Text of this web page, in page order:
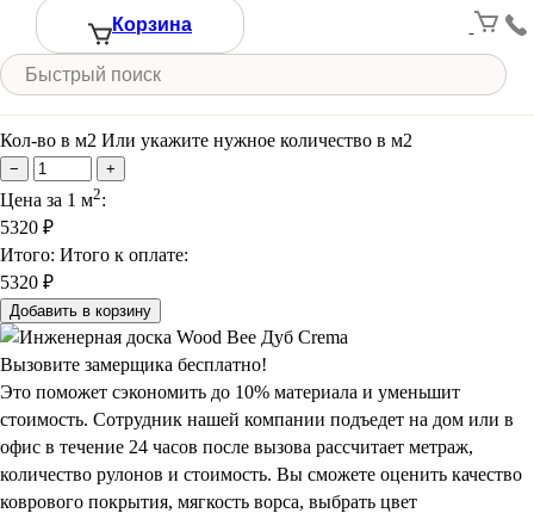
Корзина
Длина (м)
Кол-во в м2 Или укажите нужное количество в м2
− +
Цена за 1 м2:
5320 ₽
Итого: Итого к оплате:
5320 ₽
Добавить в корзину
Вызовите замерщика бесплатно!
Это поможет сэкономить до 10% материала и уменьшит
стоимость. Сотрудник нашей компании подъедет на дом или в
офис в течение 24 часов после вызова рассчитает метраж,
количество рулонов и стоимость. Вы сможете оценить качество
коврового покрытия, мягкость ворса, выбрать цвет